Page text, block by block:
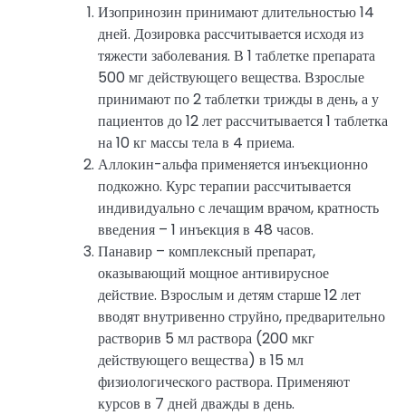
Изопринозин принимают длительностью 14
дней. Дозировка рассчитывается исходя из
тяжести заболевания. В 1 таблетке препарата
500 мг действующего вещества. Взрослые
принимают по 2 таблетки трижды в день, а у
пациентов до 12 лет рассчитывается 1 таблетка
на 10 кг массы тела в 4 приема.
Аллокин-альфа применяется инъекционно
подкожно. Курс терапии рассчитывается
индивидуально с лечащим врачом, кратность
введения – 1 инъекция в 48 часов.
Панавир – комплексный препарат,
оказывающий мощное антивирусное
действие. Взрослым и детям старше 12 лет
вводят внутривенно струйно, предварительно
растворив 5 мл раствора (200 мкг
действующего вещества) в 15 мл
физиологического раствора. Применяют
курсов в 7 дней дважды в день.